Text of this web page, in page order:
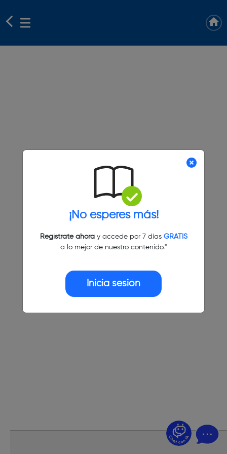
¡No esperes más!
Regístrate ahoray accede por 7 días GRATIS
a lo mejor de nuestro contenido."
Inicia sesión